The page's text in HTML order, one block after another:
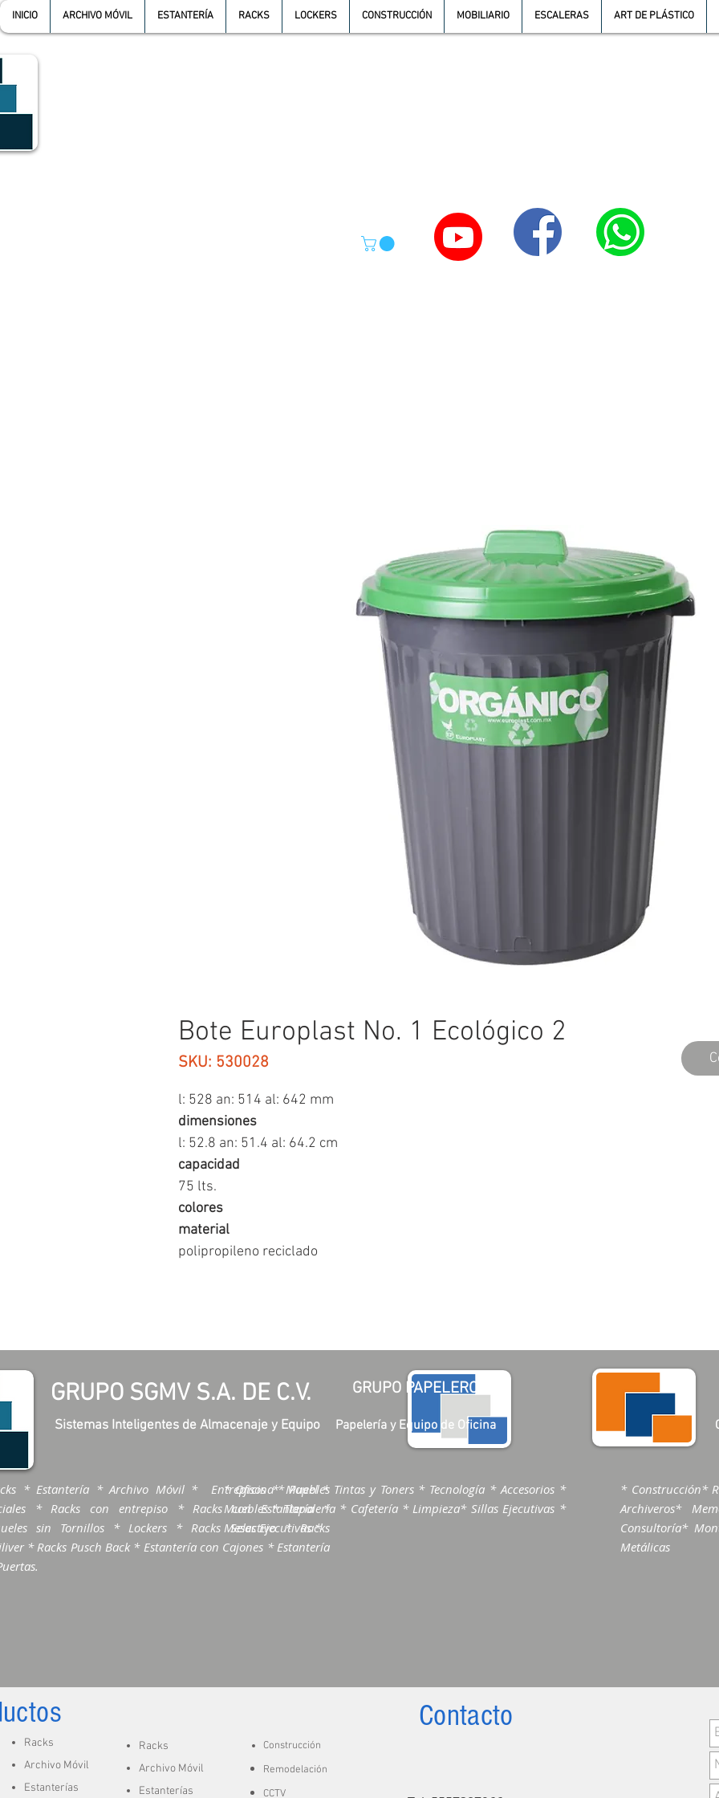
INICIO ARCHIVO MÓVIL ESTANTERÍA RACKS LOCKERS CONSTRUCCIÓN MOBILIARIO ESCALERAS ART DE PLÁSTICO
Bote Europlast No. 1 Ecológico 2
SKU: 530028
l: 528 an: 514 al: 642 mm
dimensiones
l: 52.8 an: 51.4 al: 64.2 cm
capacidad
75 lts.
colores
material
polipropileno reciclado
GRUPO SGMV S.A. DE C.V.
Sistemas Inteligentes de Almacenaje y Equipo
* Estantería * Archivo Móvil * Entrepisos * Muebles
* Racks con entrepiso * Racks con Estantería *
sin Tornillos * Lockers * Racks Selectivo * Racks
* Racks Pusch Back * Estantería con Cajones * Estantería
GRUPO PAPELERO
Papelería y Equipo de Oficina
* Oficina * Papel * Tintas y Toners * Tecnología * Accesorios *
Muebles * Tlapalería * Cafetería * Limpieza* Sillas Ejecutivas *
Mesas Ejecutivas *
* Construcción*
Archiveros*
Consultoría*
Metálicas
Racks
Archivo Móvil
Estanterías
Racks
Archivo Móvil
Estanterías
Construcción
Remodelación
CCTV
Contacto